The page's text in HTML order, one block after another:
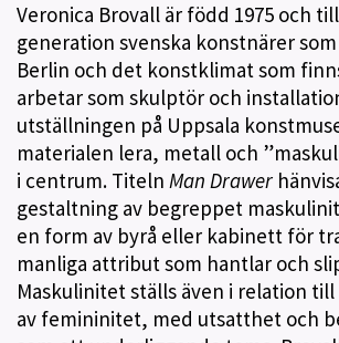
Veronica Brovall är född 1975 och
generation svenska konstnärer
Berlin och det konstklimat som
arbetar som skulptör och
utställningen på Uppsala
materialen lera, metall och
i centrum. Titeln Man Drawer
gestaltning av begreppet
en form av byrå eller kabinett för
manliga attribut som hantlar och
Maskulinitet ställs även i relation
av femininitet, med utsatthet och